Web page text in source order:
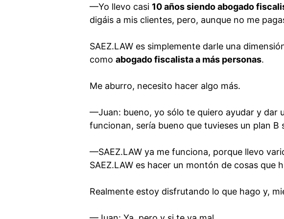
—Yo llevo casi 10 años siendo abogado
digáis a mis clientes, pero, aunque no me
SAEZ.LAW es simplemente darle una
como abogado fiscalista a más personas.
Me aburro, necesito hacer algo más.
—Juan: bueno, yo sólo te quiero ayudar y dar
funcionan, sería bueno que tuvieses un plan B
—SAEZ.LAW ya me funciona, porque llevo
SAEZ.LAW es hacer un montón de cosas que
Realmente estoy disfrutando lo que hago y,